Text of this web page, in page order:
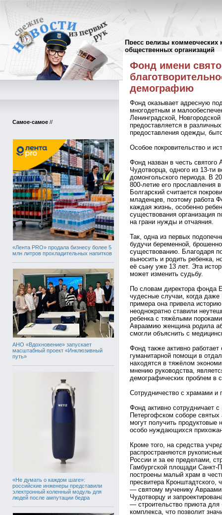
Пресс релизы коммерческих
общественных организаций
Самое-самое //
«Лента PRO» продала бизнесу более 5
млн литров прохладительных напитков
АНО «Вдохновение» запускает
масштабный проект «Инклюзивный
путь»
«Не думать о каждом шаге»:
российские инженеры представили
электронный коленный модуль для
людей после ампутации бедра
Пресс-релизы//
Фонд имени
демографию
Фонд оказывает адресную
многодетным и
Ленинградской,
предоставляется в
предоставления одежды,
Особое покровительство и
Фонд назван в честь святого
Чудотворца, одного из 13-ти
домонгольского периода. В
800-летие его прославления
Болгарский считается
младенцев, поэтому работа
каждая жизнь, особенно
существования организация
на грани нужды и отчаяния.
Так, одна из первых
будучи беременной,
существованию. Благодаря
выносить и родить ребенка,
её сыну уже 13 лет. Эта
может изменить судьбу.
По словам директора фонда
чудесные случаи, когда
примера она привела
неоднократно ставили
ребенка с тяжёлыми
Авраамию женщина родила
смогли объяснить с
Фонд также активно работает
гуманитарной помощи в
находятся в тяжёлом
мнению руководства,
демографических проблем в
Сотрудничество с храмами
Фонд активно сотрудничает
Петергофском соборе
могут получить
особо нуждающихся
Кроме того, на средства
распространяются
России и за ее пределами,
Гамбургской площади
построены малый храм в
пресвитера
— святому мученику
Чудотворцу и
— строительство приюта для
комплекса, что позволит